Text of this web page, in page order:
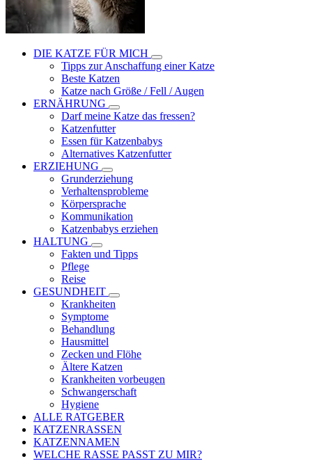
DIE KATZE FÜR MICH
Tipps zur Anschaffung einer Katze
Beste Katzen
Katze nach Größe / Fell / Augen
ERNÄHRUNG
Darf meine Katze das fressen?
Katzenfutter
Essen für Katzenbabys
Alternatives Katzenfutter
ERZIEHUNG
Grunderziehung
Verhaltensprobleme
Körpersprache
Kommunikation
Katzenbabys erziehen
HALTUNG
Fakten und Tipps
Pflege
Reise
GESUNDHEIT
Krankheiten
Symptome
Behandlung
Hausmittel
Zecken und Flöhe
Ältere Katzen
Krankheiten vorbeugen
Schwangerschaft
Hygiene
ALLE RATGEBER
KATZENRASSEN
KATZENNAMEN
WELCHE RASSE PASST ZU MIR?